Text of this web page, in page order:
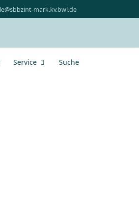
mark.kv.bwl.de
Service Suche